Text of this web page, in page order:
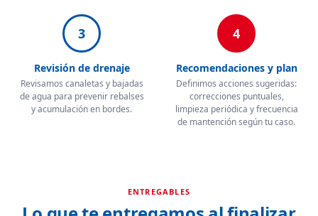
3
Revisión de drenaje
Revisamos canaletas y bajadas
de agua para prevenir rebalses
y acumulación en bordes.
4
Recomendaciones y plan
Definimos acciones sugeridas:
correcciones puntuales,
limpieza periódica y frecuencia
de mantención según tu caso.
ENTREGABLES